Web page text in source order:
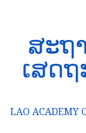
ສະຖ
ເສດ
LAO ACADEMY